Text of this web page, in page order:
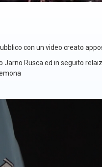
con un video creato
Rusca ed in seguito